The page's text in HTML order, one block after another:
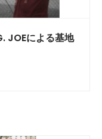
JOEによる基地